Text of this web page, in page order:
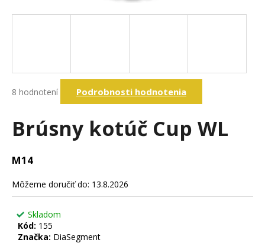
hodnotenie
4,9
hviezdičiek.
8 hodnotení Podrobnosti hodnotenia
Brúsny kotúč Cup WL
M14
Môžeme doručiť do: 13.8.2026
Skladom
Kód: 155
Značka: DiaSegment
á
?
Hľadať
O
d
p
r
ú